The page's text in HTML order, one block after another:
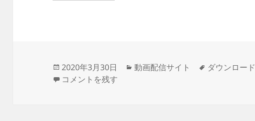
投
稿
2020年3月30日
カ
動画配信サイト
タ
ダウンロード
NETFLIXのスマートダウンロードを使ってみた感想 に
コメントを残す